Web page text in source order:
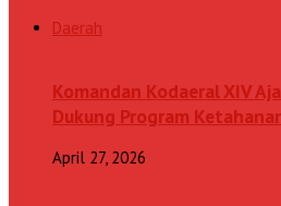
Daerah
Komandan Kodaeral XIV
Dukung Program
April 27, 2026